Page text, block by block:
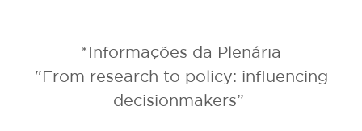
*Informações da Plenária
"From research to policy: influencing
decisionmakers”